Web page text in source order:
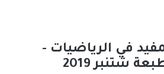
في الرياضيات -
شتنبر 2019